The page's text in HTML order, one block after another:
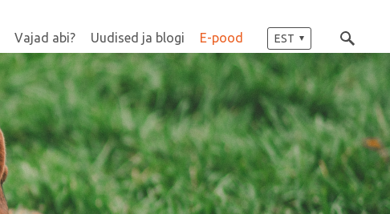
Vajad abi? Uudised ja blogi E-pood EST